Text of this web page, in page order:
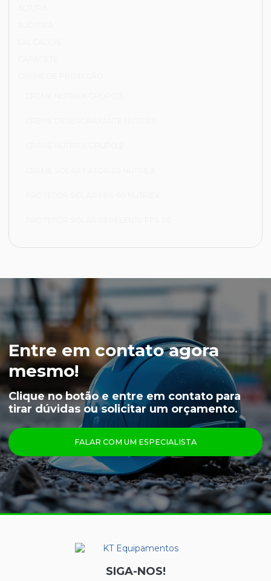
JAPONA FRIGORÍFICA
LUVA NYLON PARA CAMARA FRIA
LUVA VAQUETA TÉRMICA
MEIÃO EM LÃ PARA CAMARA FRIA
CAPUZ PARA CAMARA FRIA
LUVAS
ÓCULOS
PRINCIPAIS PRODUTOS
CALÇA FRIGORÍFICA
CREME NUTRIEX GRUPO 3
GRAFATEX ARAMIDA 1511
Entre em contato agora
mesmo!
Clique no botão e entre em contato para
tirar dúvidas ou solicitar um orçamento.
FALAR COM UM ESPECIALISTA
SIGA-NOS!